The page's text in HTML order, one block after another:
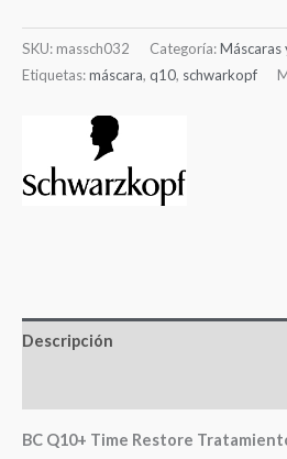
SKU: massch032 Categoría:Máscaras
Etiquetas:máscara, q10, schwarkopf
Descripción
BC Q10+ Time Restore